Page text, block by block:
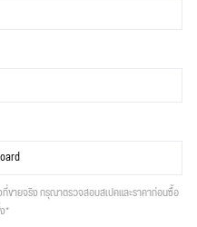
ขายจริง กรุณาตรวจสอบสเปคและราคาก่อนซื้อ
*